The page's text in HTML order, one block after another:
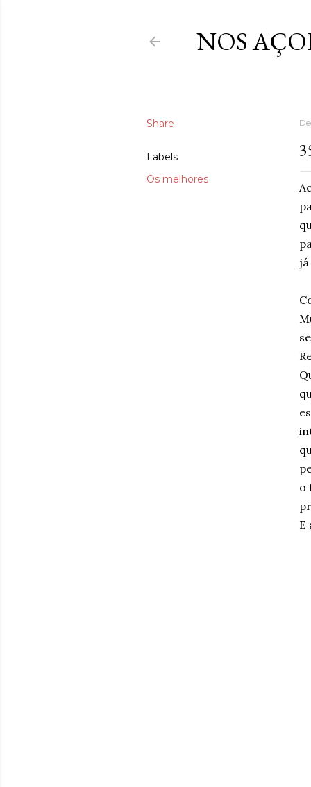
NOS
Share
Labels
Os melhores
o
E